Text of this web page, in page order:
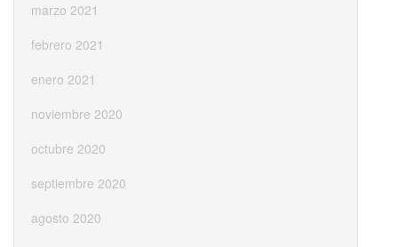
marzo 2021
febrero 2021
enero 2021
noviembre 2020
octubre 2020
septiembre 2020
agosto 2020